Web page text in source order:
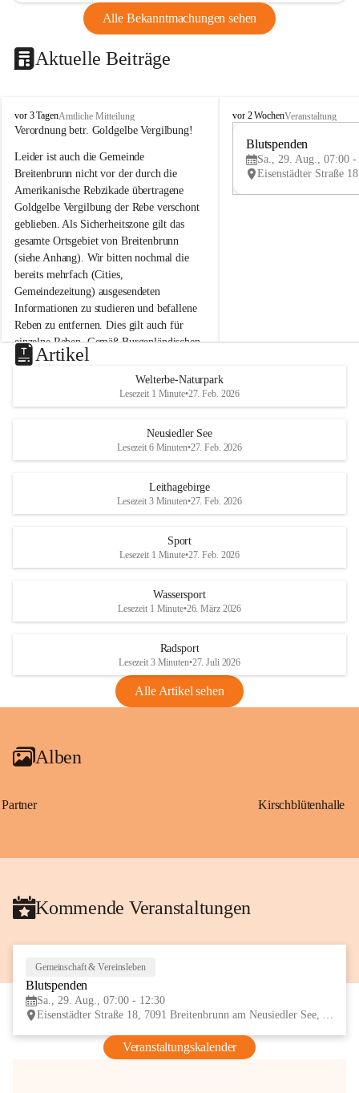
Alle Bekanntmachungen sehen
Aktuelle Beiträge
B
r
i
t
e
n
b
r
u
n
n
a
m
N
e
u
s
d
S
vor 3 TagenAmtliche Mitteilung
Verordnung betr. Goldgelbe Vergilbung!
Leider ist auch die Gemeinde
Breitenbrunn nicht vor der durch die
Amerikanische Rebzikade übertragene
Goldgelbe Vergilbung der Rebe verschont
geblieben. Als Sicherheitszone gilt das
gesamte Ortsgebiet von Breitenbrunn
(siehe Anhang). Wir bitten nochmal die
bereits mehrfach (Cities,
Gemeindezeitung) ausgesendeten
Informationen zu studieren und befallene
Reben zu entfernen. Dies gilt auch für
einzelne Reben. Gemäß Burgenländischen
Weinbaugesetz sind nicht gepflegte oder
unzulässige Weingärten zu roden! Bitte
helfen wir zusammen um unsere Winzer
vor den prognostizierten Ernteausfällen
und den daraus folgenden wirtschaftlichen
Maßnahmen zur Bekämpfung
Rebe und der Amerikanischen
Anhang VBl. EU Nr. 18
1 Seite•1,4 MB
VBl. EU Nr. 18_2026
B
e
u
e
d
r
S
vor 2 WochenVeranstaltung
Blutspenden
Sa., 29. Aug., 07:00 -
Artikel
Welterbe-Naturpark
Lesezeit 1 Minute•27. Feb. 2026
Neusiedler See
Lesezeit 6 Minuten•27. Feb. 2026
Leithagebirge
Lesezeit 3 Minuten•27. Feb. 2026
Sport
Lesezeit 1 Minute•27. Feb. 2026
Wassersport
Lesezeit 1 Minute•26. März 2026
Radsport
Lesezeit 3 Minuten•27. Juli 2026
Alle Artikel sehen
Alben
Partner Kirschblütenhalle
Kommende Veranstaltungen
Gemeinschaft & Vereinsleben
Blutspenden
Sa., 29. Aug., 07:00 - 12:30
Eisenstädter Straße 18, 7091 Breitenbrunn am Neusiedler See, AUT
Veranstaltungskalender